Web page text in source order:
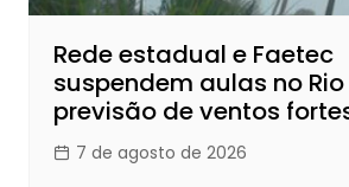
Rede estadual e Faetec
suspendem aulas no
previsão de ventos
7 de agosto de 2026